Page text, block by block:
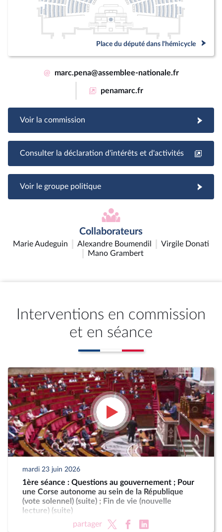
Place du député dans l'hémicycle
@ marc.pena@assemblee-nationale.fr
penamarc.fr
Voir la commission
Consulter la déclaration d'intérêts et d'activités
Voir le groupe politique
Collaborateurs
Marie Audeguin Alexandre Boumendil
Virgile Donati
Mano Grambert
Interventions en commission
et en séance
mardi 23 juin 2026
1ère séance : Questions au gouvernement ; Pour
une Corse autonome au sein de la République
(vote solennel) (suite) ; Fin de vie (nouvelle
lecture) (suite)
partager